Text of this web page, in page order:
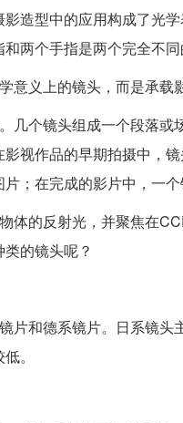
造型中的应用构成了光
两个手指是两个完全不
意义上的镜头，而是承载
几个镜头组成一个段落
视作品的早期拍摄中，
；在完成的影片中，一
体的反射光，并聚焦在
的镜头呢？
片和德系镜片。日系镜
。